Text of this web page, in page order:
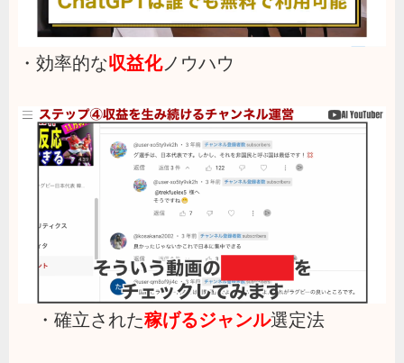
・効率的な収益化ノウハウ
・確立された稼げるジャンル選定法